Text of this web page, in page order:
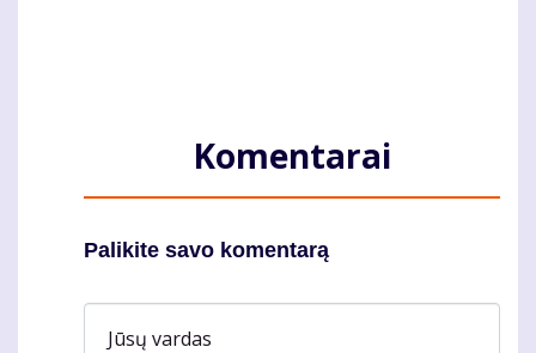
Komentarai
Palikite savo komentarą
Jūsų vardas